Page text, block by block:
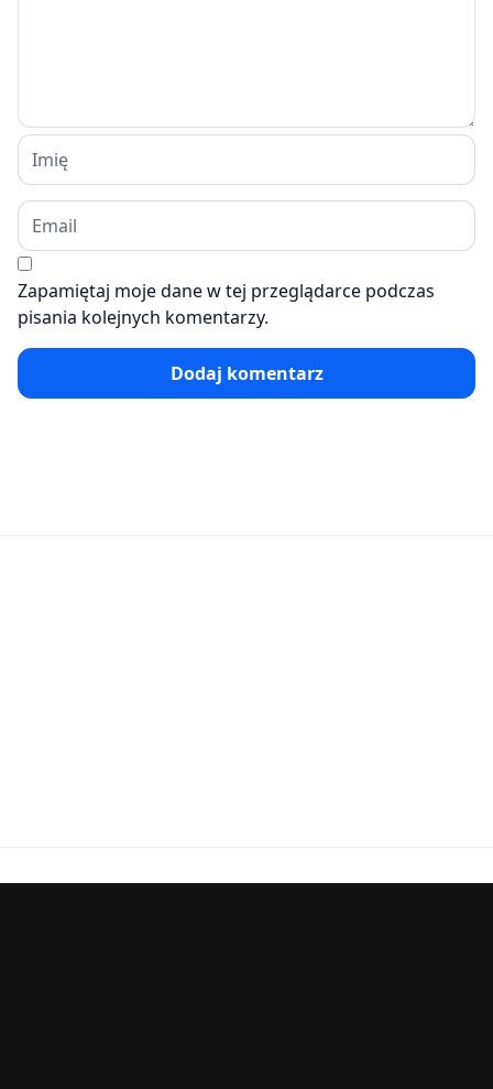
Zapamiętaj moje dane w tej przeglądarce podczas
pisania kolejnych komentarzy.
Dodaj komentarz